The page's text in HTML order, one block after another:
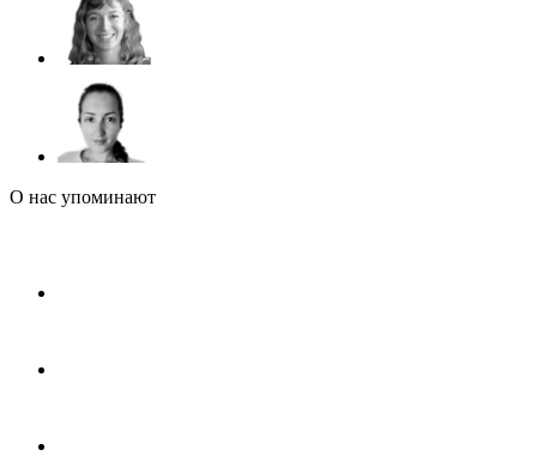
О нас упоминают